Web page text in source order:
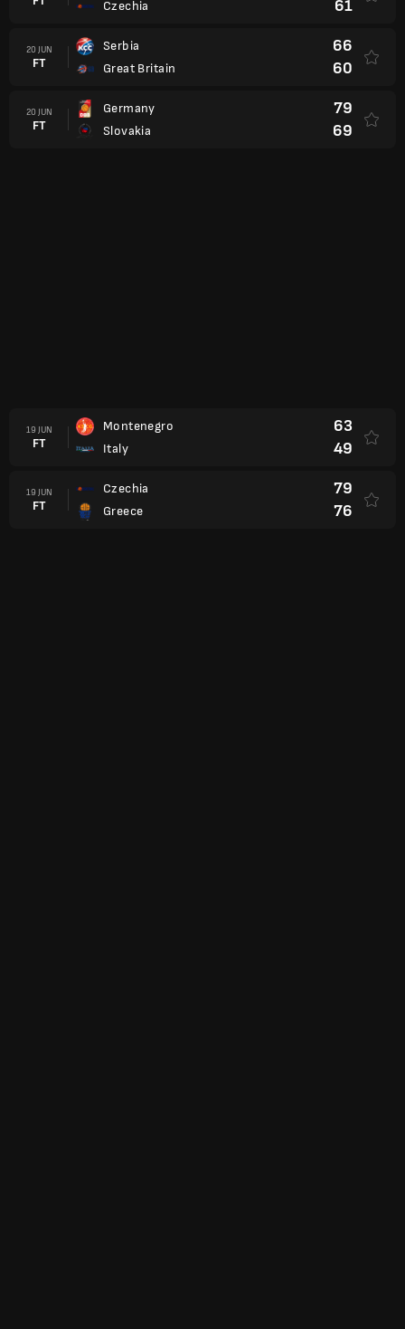
Czechia
61
20 JUN
FT
Serbia
Great Britain
66
60
20 JUN
FT
Germany
Slovakia
79
69
19 JUN
FT
Montenegro
Italy
63
49
19 JUN
FT
Czechia
Greece
79
76